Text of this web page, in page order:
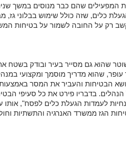
המפעילים שהם כבר מנוסים במשך
כלים, שזה כולל שימוש בבלוני גז,
רק על החובה לשמור על בטיחות
שהוא גם מסייר בעיר ובודק בשטח
עופר, שהוא מדריך מוסמך ומקצועי
הבטיחות והעביר את המסר
הנהלים. בדבריו פירט את כל סעיפי
לעמדות הגעלת כלים לפסח", אותו
הגז ממשרד האנרגיה והתשתיות